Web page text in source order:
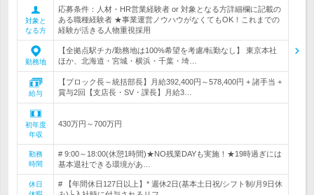
対象と
なる方
応募条件：人材・HR営業経験者 or 対象となる方詳細欄に記載の
ある職種経験者 ★事業運営ノウハウがなくてもOK！これまでの
経験が活きる人物重視採用
勤務地
【全拠点駅チカ/勤務地は100%希望を考慮/転勤なし】 東京本社
ほか、北海道・宮城・横浜・千葉・埼…
給与
【ブロック長～統括部長】月給392,400円～578,400円 + 諸手当 +
賞与2回【支店長・SV・課長】月給3…
初年度
年収
430万円～700万円
勤務
時間
# 9:00～18:00(休憩1時間)★NO残業DAYも実施！★19時過ぎには
基本退社できる環境があ…
休日
# 【年間休日127日以上】* 週休2日(基本土日祝/シフト制/月9日休